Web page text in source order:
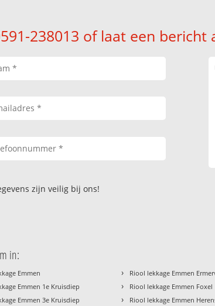
238013 of laat een
zijn veilig bij ons!
in:
Emmen
Emmen 1e Kruisdiep
Emmen 3e Kruisdiep
› Riool lekkage Emmen
› Riool lekkage Emmen Foxel
› Riool lekkage Emmen